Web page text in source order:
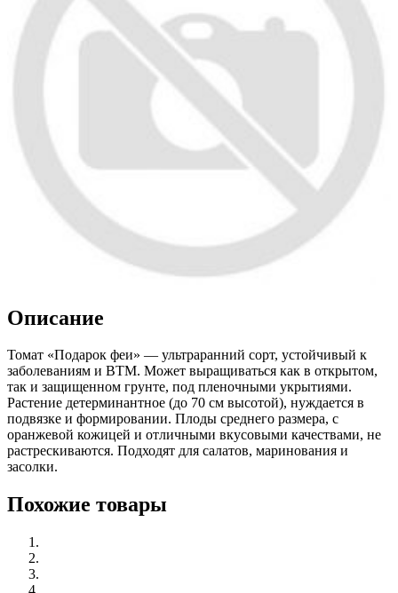
Описание
Томат «Подарок феи» — ультраранний сорт, устойчивый к
заболеваниям и ВТМ. Может выращиваться как в открытом,
так и защищенном грунте, под пленочными укрытиями.
Растение детерминантное (до 70 см высотой), нуждается в
подвязке и формировании. Плоды среднего размера, с
оранжевой кожицей и отличными вкусовыми качествами, не
растрескиваются. Подходят для салатов, маринования и
засолки.
Похожие товары